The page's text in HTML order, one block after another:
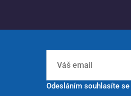
Odesláním souhlasíte se